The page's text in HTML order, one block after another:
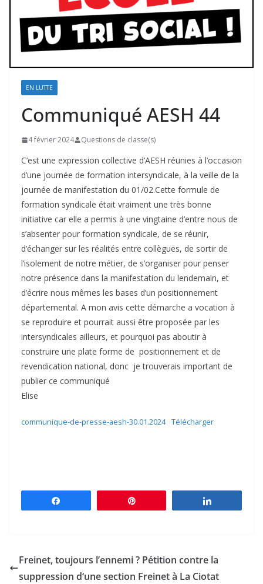
EN LUTTE
Communiqué AESH 44
4 février 2024 Questions de classe(s)
C’est une expression collective d’AESH réunies à l’occasion
d’une journée de formation intersyndicale, à la veille de la
journée de manifestation du 01/02.Cette formule de
formation syndicale était vraiment une très bonne
initiative car elle a permis à une vingtaine d’entre nous de
s’absenter pour formation syndicale, de se réunir,
d’échanger sur les réalités entre collègues, de sortir de
l’isolement de notre métier, de s’organiser pour penser
notre présence dans la manifestation du lendemain, et
d’écrire nous mêmes les bases d’un positionnement
départemental. A mon avis cette démarche a vocation à
se reproduire et pourrait aussi être proposée par les
intersyndicales ailleurs, et pourquoi pas aboutir à
construire une plate forme de positionnement et de
revendication national, donc je trouverais important de
publier ce communiqué
Elise
communique-de-presse-aesh-30.01.2024 Télécharger
Freinet, toujours l’ennemi ? Pétition contre la
suppression d‘une section Freinet à La Ciotat